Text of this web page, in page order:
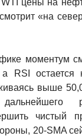
цены на
«на
моментум
RSI остается
выше
дальнейшего
чистый
20-SMA